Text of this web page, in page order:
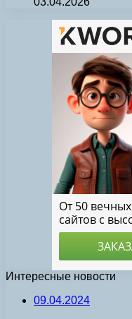
Интересные новости
09.04.2024